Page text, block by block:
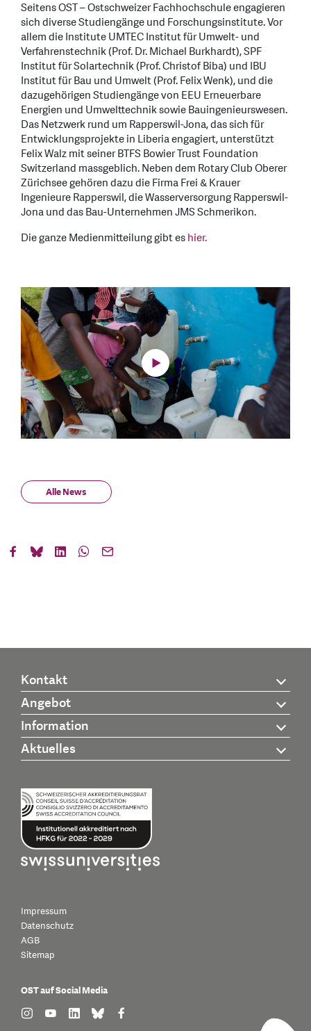
Seitens OST – Ostschweizer Fachhochschule engagieren
sich diverse Studiengänge und Forschungsinstitute. Vor
allem die Institute UMTEC Institut für Umwelt- und
Verfahrenstechnik (Prof. Dr. Michael Burkhardt), SPF
Institut für Solartechnik (Prof. Christof Biba) und IBU
Institut für Bau und Umwelt (Prof. Felix Wenk), und die
dazugehörigen Studiengänge von EEU Erneuerbare
Energien und Umwelttechnik sowie Bauingenieurswesen.
Das Netzwerk rund um Rapperswil-Jona, das sich für
Entwicklungsprojekte in Liberia engagiert, unterstützt
Felix Walz mit seiner BTFS Bowier Trust Foundation
Switzerland massgeblich. Neben dem Rotary Club Oberer
Zürichsee gehören dazu die Firma Frei & Krauer
Ingenieure Rapperswil, die Wasserversorgung Rapperswil-
Jona und das Bau-Unternehmen JMS Schmerikon.
Die ganze Medienmitteilung gibt eshier.
Alle News
Kontakt
Angebot
Information
Aktuelles
Impressum
Datenschutz
AGB
Sitemap
OST auf Social Media
find us on: instagram
find us on: youtube
find us on: linkedin
find us on: bluesky
find us on: facebook